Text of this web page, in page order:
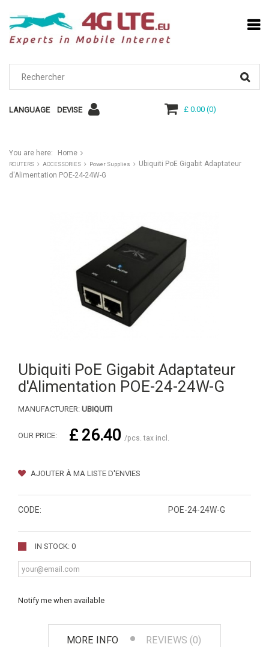
LANGUAGE DEVISE £ 0.00(0)
You are here: Home
ROUTERS ACCESSORIES Power Supplies
Ubiquiti PoE Gigabit Adaptateur
d'Alimentation POE-24-24W-G
Ubiquiti PoE Gigabit Adaptateur
d'Alimentation POE-24-24W-G
MANUFACTURER: UBIQUITI
OUR PRICE: £ 26.40 /pcs. tax incl.
AJOUTER À MA LISTE D'ENVIES
CODE: POE-24-24W-G
IN STOCK: 0
Notify me when available
MORE INFO REVIEWS (0)